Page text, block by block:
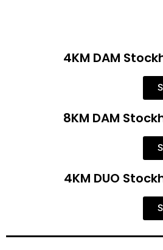
4KM DAM
8KM DAM
4KM DUO